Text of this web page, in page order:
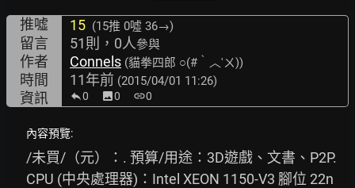
推噓 15 (15推 0噓 36→)
留言 51則，0人參與
作者 Connels (貓拳四郎 ○(#‵︿′ㄨ))
時間 11年前 (2015/04/01 11:26)
資訊 0 image0 link0
內容預覽:
/未買/（元）：. 預算/用途：3D遊戲、文書、P2P.
CPU (中央處理器)：Intel XEON 1150-V3 腳位 22n